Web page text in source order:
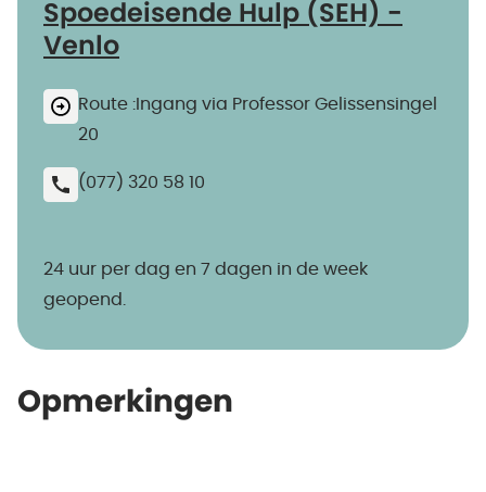
Spoedeisende Hulp (SEH) -
Venlo
Route :Ingang via Professor Gelissensingel
20
(077) 320 58 10
24 uur per dag en 7 dagen in de week
geopend.
Opmerkingen